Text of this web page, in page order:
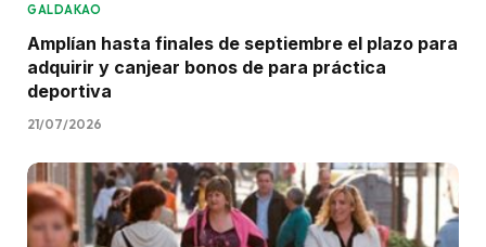
GALDAKAO
Amplían hasta finales de septiembre el plazo para
adquirir y canjear bonos de para práctica
deportiva
21/07/2026